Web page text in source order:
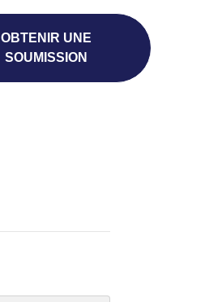
OBTENIR UNE
SOUMISSION